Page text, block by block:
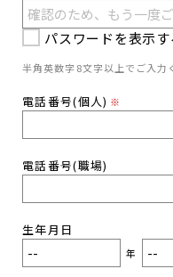
パスワードを表示す
半角英数字8文字以上でご入力
電話番号(個人) ※
電話番号(職場)
生年月日
年